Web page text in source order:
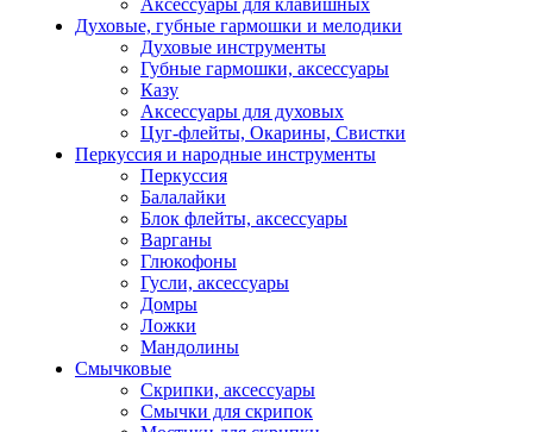
Аксессуары для клавишных
Духовые, губные гармошки и мелодики
Духовые инструменты
Губные гармошки, аксессуары
Казу
Аксессуары для духовых
Цуг-флейты, Окарины, Свистки
Перкуссия и народные инструменты
Перкуссия
Балалайки
Блок флейты, аксессуары
Варганы
Глюкофоны
Гусли, аксессуары
Домры
Ложки
Мандолины
Смычковые
Скрипки, аксессуары
Смычки для скрипок